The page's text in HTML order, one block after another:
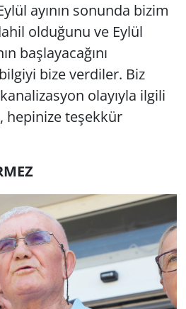
ayının sonunda bizim
olduğunu ve Eylül
başlayacağını
bize verdiler. Biz
olayıyla ilgili
hepinize teşekkür